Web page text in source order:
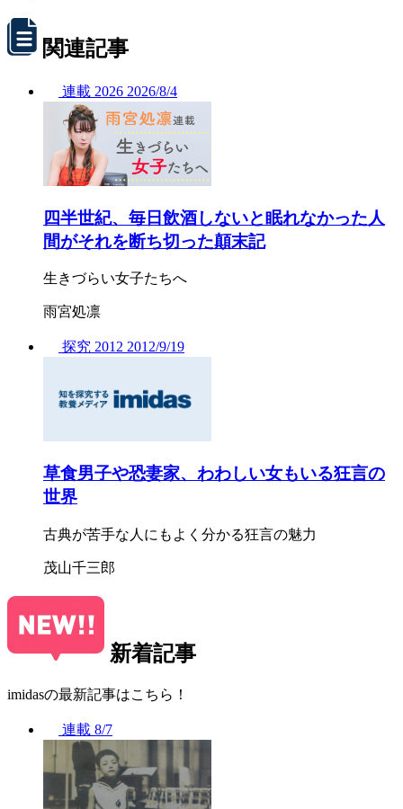
関連記事
連載 2026 2026/8/4
四半世紀、毎日飲酒しないと眠れなかった人
間がそれを断ち切った顛末記
生きづらい女子たちへ
雨宮処凛
探究 2012 2012/9/19
草食男子や恐妻家、わわしい女もいる狂言の
世界
古典が苦手な人にもよく分かる狂言の魅力
茂山千三郎
新着記事
imidasの最新記事はこちら！
連載 8/7